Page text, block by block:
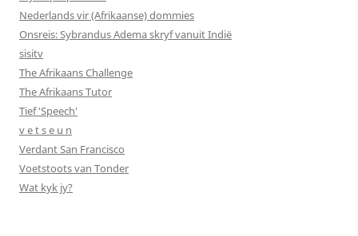
Nederlands vir (Afrikaanse) dommies
Onsreis: Sybrandus Adema skryf vanuit Indië
sisitv
The Afrikaans Challenge
The Afrikaans Tutor
Tief 'Speech'
v e t s e u n
Verdant San Francisco
Voetstoots van Tonder
Wat kyk jy?